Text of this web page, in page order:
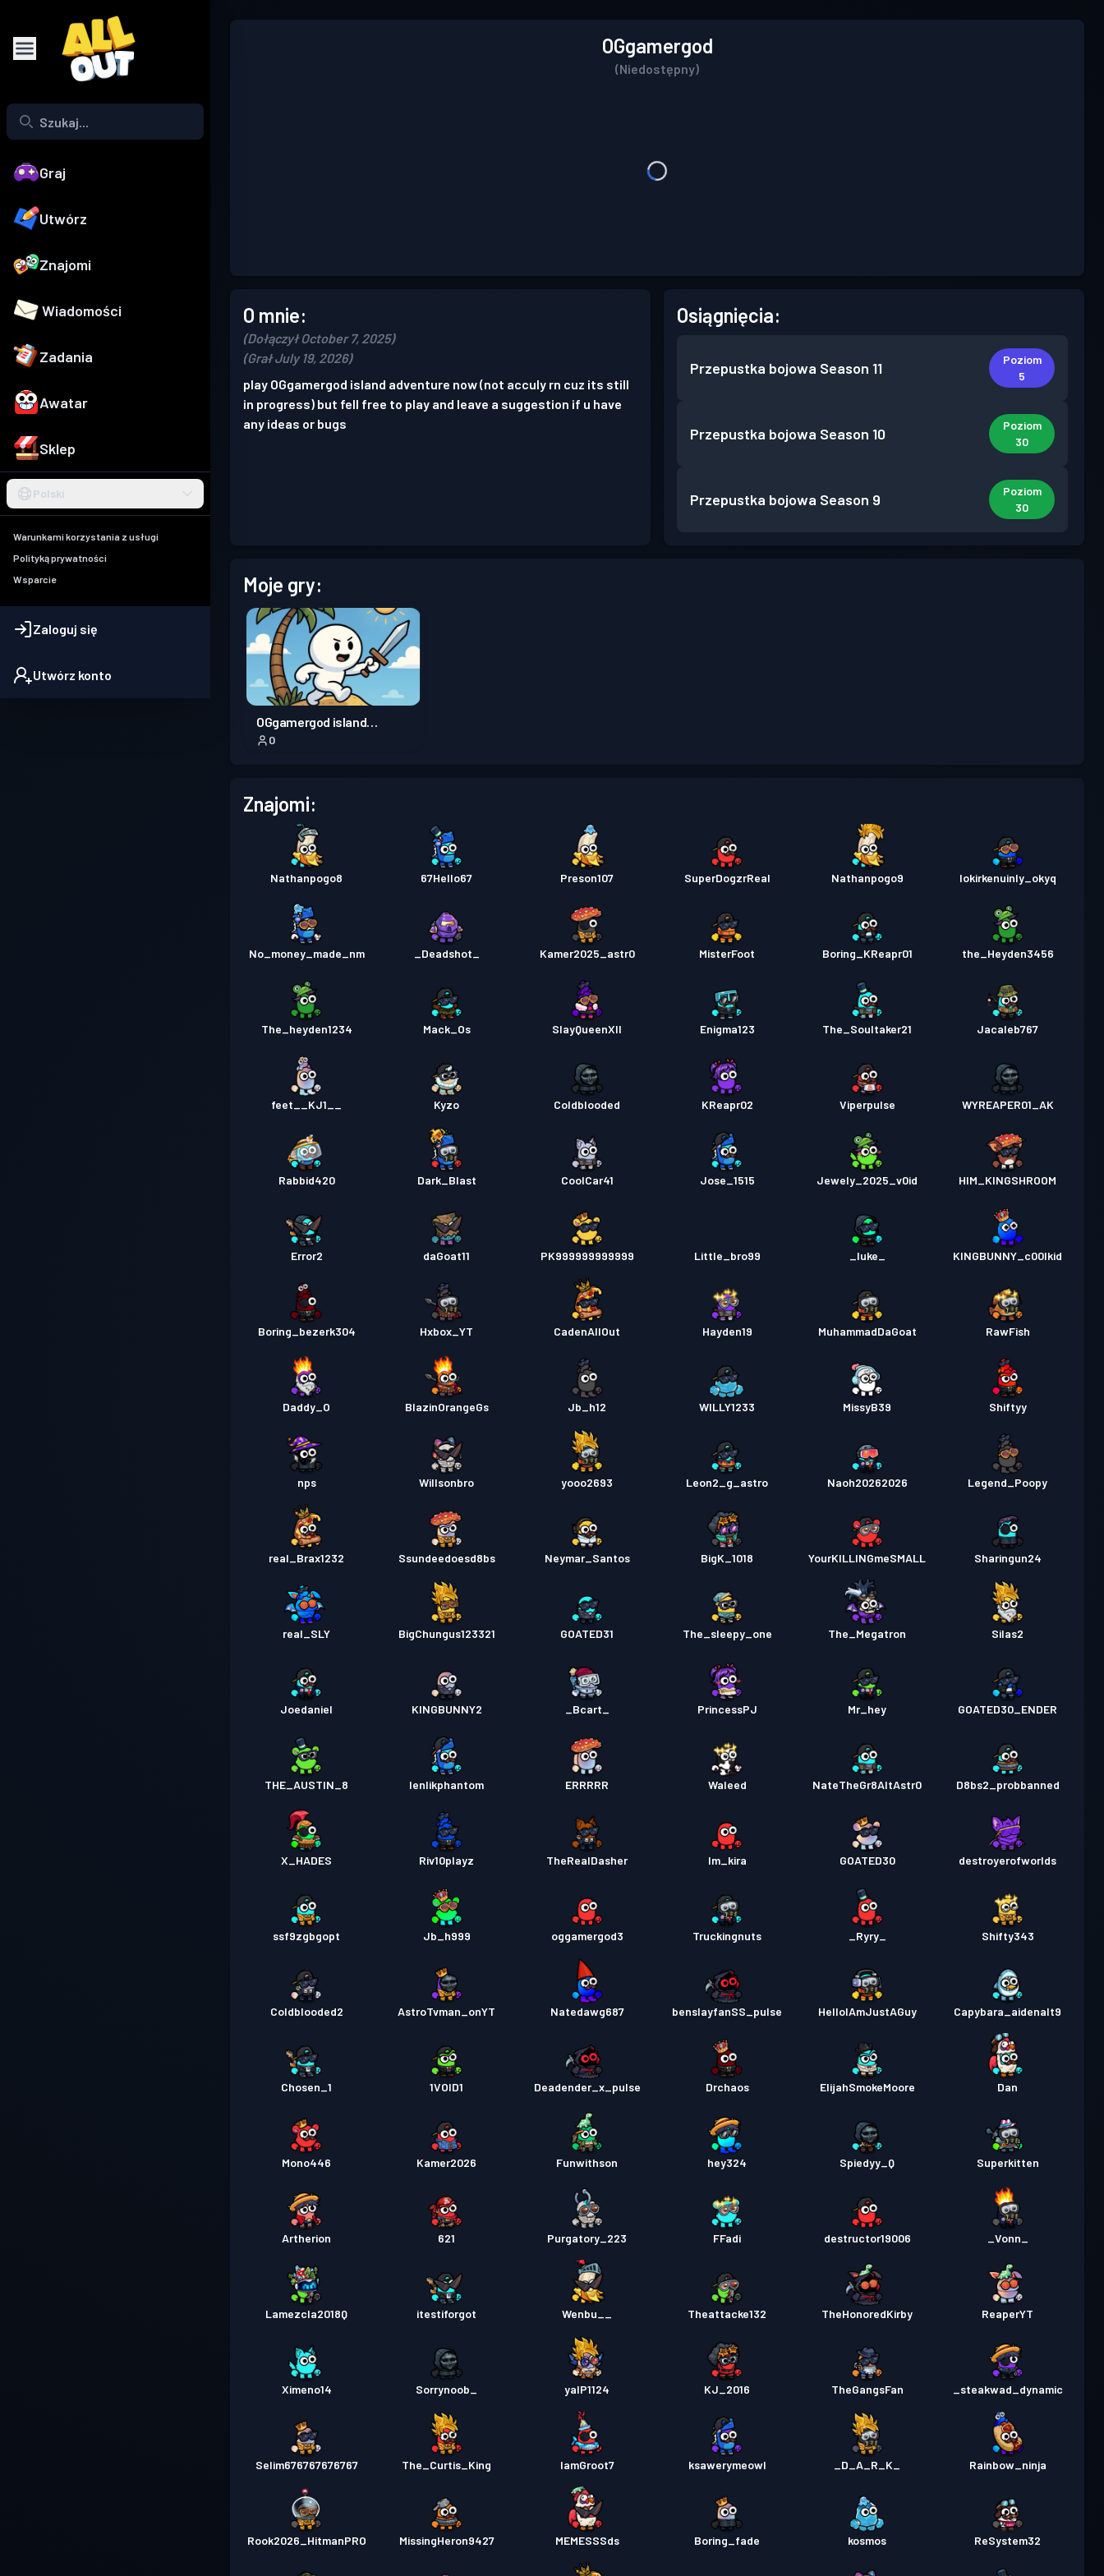
Graj
Utwórz
Znajomi
Wiadomości
Zadania
Awatar
Sklep
Polski
Warunkami korzystania z usługi
Polityką prywatności
Wsparcie
Zaloguj się
Utwórz konto
OGgamergod
(Niedostępny)
O mnie:
(Dołączył October 7, 2025)
(Grał July 19, 2026)
play OGgamergod island adventure now (not acculy rn cuz its still
in progress) but fell free to play and leave a suggestion if u have
any ideas or bugs
Osiągnięcia:
Przepustka bojowa Season 11
Poziom
5
Przepustka bojowa Season 10
Poziom
30
Przepustka bojowa Season 9
Poziom
30
Moje gry:
OGgamergod island
adventure
0
Znajomi:
Nathanpogo8 67Hello67 Preson107 SuperDogzrReal Nathanpogo9 lokirkenuinly_okyq
No_money_made_nm _Deadshot_ Kamer2025_astr0 MisterFoot Boring_KReapr01 the_Heyden3456
The_heyden1234 Mack_Os SlayQueenXII Enigma123 The_Soultaker21 Jacaleb767
feet__KJ1__ Kyzo Coldblooded KReapr02 Viperpulse WYREAPER01_AK
Rabbid420 Dark_Blast CoolCar41 Jose_1515 Jewely_2025_v0id HIM_KINGSHROOM
Error2 daGoat11 PK999999999999 Little_bro99 _luke_ KINGBUNNY_c00lkid
Boring_bezerk304 Hxbox_YT CadenAllOut Hayden19 MuhammadDaGoat RawFish
Daddy_O BlazinOrangeGs Jb_h12 WILLY1233 MissyB39 Shiftyy
nps Willsonbro yooo2693 Leon2_g_astro Naoh20262026 Legend_Poopy
real_Brax1232 Ssundeedoesd8bs Neymar_Santos BigK_1018 YourKILLINGmeSMALL Sharingun24
real_SLY BigChungus123321 GOATED31 The_sleepy_one The_Megatron Silas2
Joedaniel KINGBUNNY2 _Bcart_ PrincessPJ Mr_hey GOATED30_ENDER
THE_AUSTIN_8 lenlikphantom ERRRRR Waleed NateTheGr8AltAstr0 D8bs2_probbanned
X_HADES Riv10playz TheRealDasher Im_kira GOATED30 destroyerofworlds
ssf9zgbgopt Jb_h999 oggamergod3 Truckingnuts _Ryry_ Shifty343
Coldblooded2 AstroTvman_onYT Natedawg687 benslayfanSS_pulse HelloIAmJustAGuy Capybara_aidenalt9
Chosen_1 1VOID1 Deadender_x_pulse Drchaos ElijahSmokeMoore Dan
Mono446 Kamer2026 Funwithson hey324 Spiedyy_Q Superkitten
Artherion 621 Purgatory_223 FFadi destructor19006 _Vonn_
Lamezcla2018Q itestiforgot Wenbu__ Theattacke132 TheHonoredKirby ReaperYT
Ximeno14 Sorrynoob_ yalP1124 KJ_2016 TheGangsFan _steakwad_dynamic
Selim676767676767 The_Curtis_King IamGroot7 ksawerymeowl _D_A_R_K_ Rainbow_ninja
Rook2026_HitmanPRO MissingHeron9427 MEMESSSds Boring_fade kosmos ReSystem32